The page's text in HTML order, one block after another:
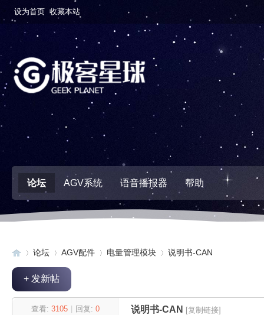
设为首页 收藏本站
论坛 AGV系统 语音播报器 帮助
论坛 AGV配件 电量管理模块
›
说明书-CAN
+ 发新帖
查看: 3105 回复: 0 说明书-CAN [复制链接]